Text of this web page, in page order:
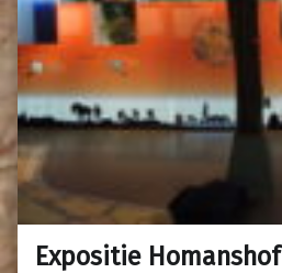
Expositie Homanshof